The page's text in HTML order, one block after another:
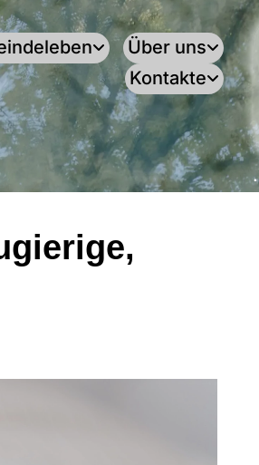
Über uns
Kontakte
.